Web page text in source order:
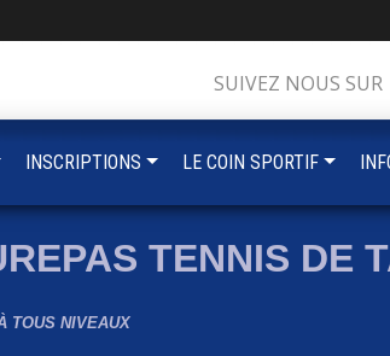
TENNIS DE
TOUS NIVEAUX
SUIVEZ NOUS SUR
INSCRIPTIONS LE COIN SPORTIF